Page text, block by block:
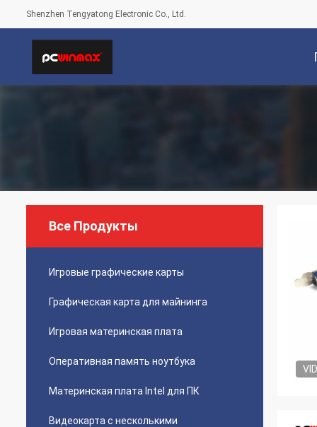
Shenzhen Tengyatong Electronic Co., Ltd.
Все Продукты
Игровые графические карты
Графическая карта для майнинга
Игровая материнская плата
Оперативная память ноутбука
Материнская плата Intel для ПК
Видеокарта с несколькими